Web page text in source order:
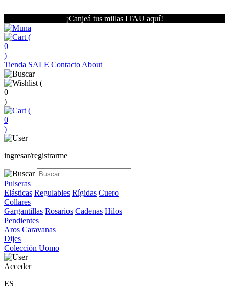
¡Canjeá tus millas ITAU aquí!
(
0
)
Tienda SALE Contacto About
(
0
)
(
0
)
ingresar/registrarme
Pulseras
Elásticas Regulables Rígidas Cuero
Collares
Gargantillas Rosarios Cadenas Hilos
Pendientes
Aros Caravanas
Dijes
Colección Uomo
Acceder
ES